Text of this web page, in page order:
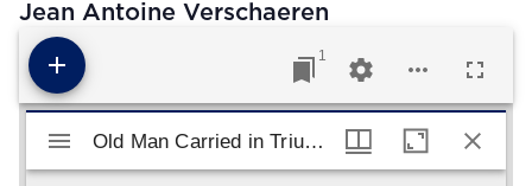
Jean Antoine Verschaeren
1
Visualiseur Mirador
Old Man Carried in Triumph
Old Man Carried in Triumph